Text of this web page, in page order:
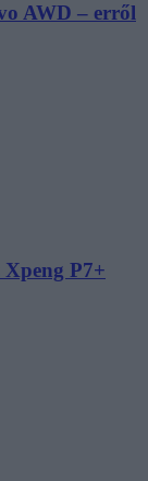
AWD – erről
P7+